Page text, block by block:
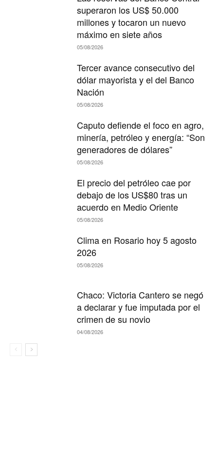
superaron los US$ 50.000
millones y tocaron un nuevo
máximo en siete años
05/08/2026
Tercer avance consecutivo del
dólar mayorista y el del Banco
Nación
05/08/2026
Caputo defiende el foco en agro,
minería, petróleo y energía: “Son
generadores de dólares”
05/08/2026
El precio del petróleo cae por
debajo de los US$80 tras un
acuerdo en Medio Oriente
05/08/2026
Clima en Rosario hoy 5 agosto
2026
05/08/2026
Chaco: Victoria Cantero se negó
a declarar y fue imputada por el
crimen de su novio
04/08/2026